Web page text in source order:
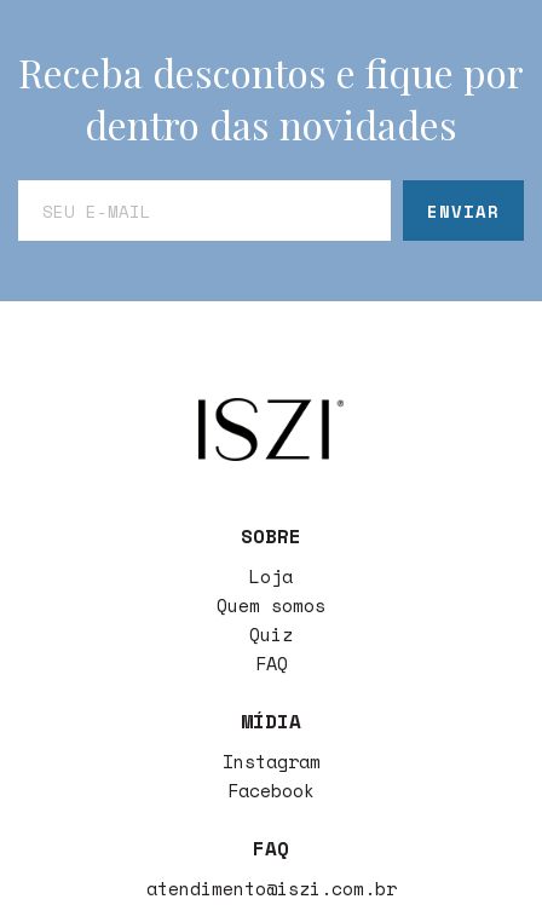
Receba descontos e fique por
dentro das novidades
SOBRE
Loja
Quem somos
Quiz
FAQ
MÍDIA
Instagram
Facebook
FAQ
atendimento@iszi.com.br